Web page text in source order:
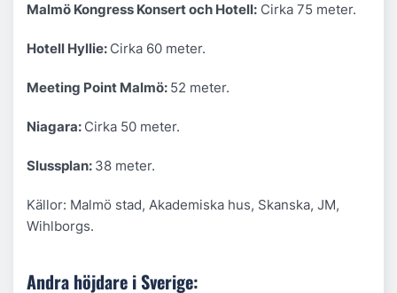
Malmö Kongress Konsert och Hotell: Cirka 75 meter.
Hotell Hyllie: Cirka 60 meter.
Meeting Point Malmö: 52 meter.
Niagara: Cirka 50 meter.
Slussplan: 38 meter.
Källor: Malmö stad, Akademiska hus, Skanska, JM,
Wihlborgs.
Andra höjdare i Sverige: